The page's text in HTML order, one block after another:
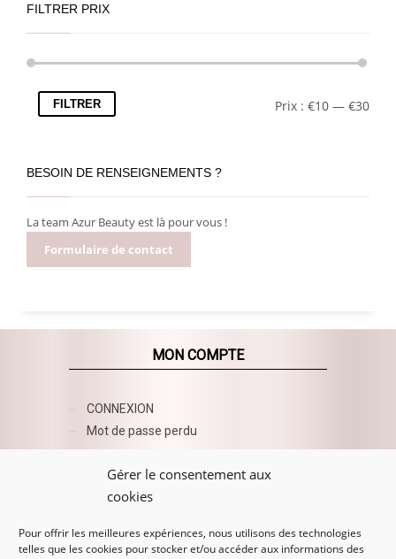
Gérer le consentement aux
cookies
Pour offrir les meilleures expériences, nous utilisons des technologies
telles que les cookies pour stocker et/ou accéder aux informations des
FILTRER PRIX
FILTRER Prix : €10 — €30
BESOIN DE RENSEIGNEMENTS ?
La team Azur Beauty est là pour vous !
Formulaire de contact
MON COMPTE
CONNEXION
Mot de passe perdu
AZUR BEAUTY ESHOP